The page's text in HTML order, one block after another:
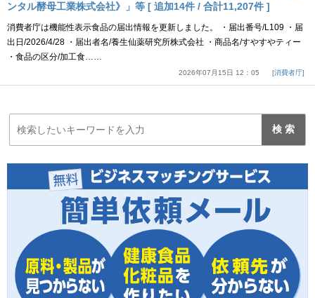
ンタル酵母工業株式会社》」等 [ 追加14件 / 合計11,207件 ]
消費者庁は機能性表示食品の届出情報を更新しました。 ・届出番号/L109 ・届
出日/2026/4/28 ・届出者名/養生仙薬研究所株式会社 ・商品名/すやすやティー
・食品の区分/加工食……
2026年07月15日 12：05 消費者庁